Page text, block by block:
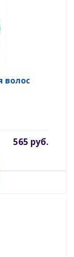
волос
565 руб.